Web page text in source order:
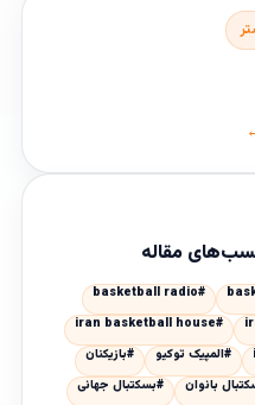
مقاله
#basketball radio
#iran basketball house
#المپیک توکیو
#بازیکنان
بانوان
#بسکتبال جهانی